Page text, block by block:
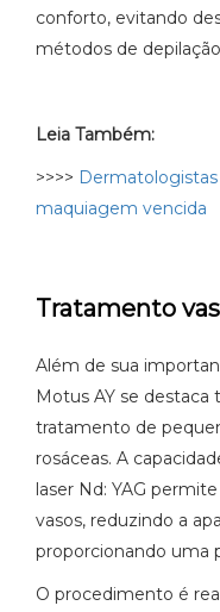
conforto, evitando
métodos de
Leia Também:
>>>>
maquiagem vencida
Tratamento
Além de sua
Motus AY se
tratamento de
rosáceas. A
laser Nd: YAG
vasos, reduzindo a
proporcionando uma
O procedimento é